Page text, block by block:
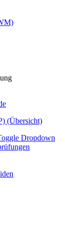
(Übersicht)
Dropdown